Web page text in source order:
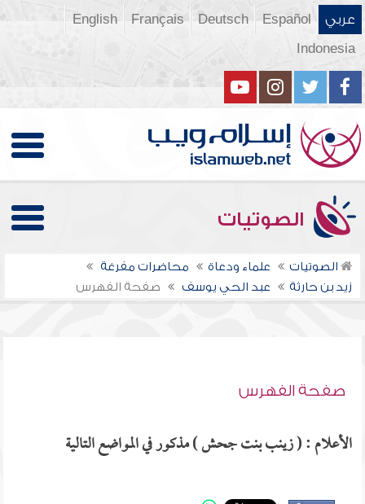
عربي Español
Deutsch
Français
English
Indonesia
الصوتيات
الصوتيات علماء ودعاة
محاضرات مفرغة
زيد بن حارثة
عبد الحي يوسف صفحة الفهرس
صفحة الفهرس
الأعلام : ( زينب بنت جحش ) مذكور في المواضع التالية